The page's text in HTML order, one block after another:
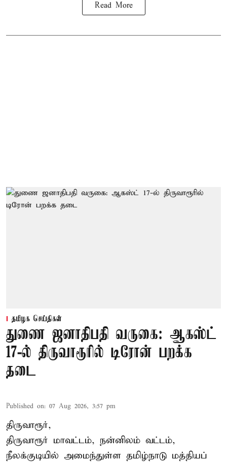
Read More
தமிழக செய்திகள்
துணை ஜனாதிபதி வருகை: ஆகஸ்ட்
17-ல் திருவாரூரில் டிரோன் பறக்க
தடை
Published on: 07 Aug 2026, 3:57 pm
திருவாரூர்,
திருவாரூர் மாவட்டம், நன்னிலம் வட்டம்,
நீலக்குடியில் அமைந்துள்ள தமிழ்நாடு மத்தியப்